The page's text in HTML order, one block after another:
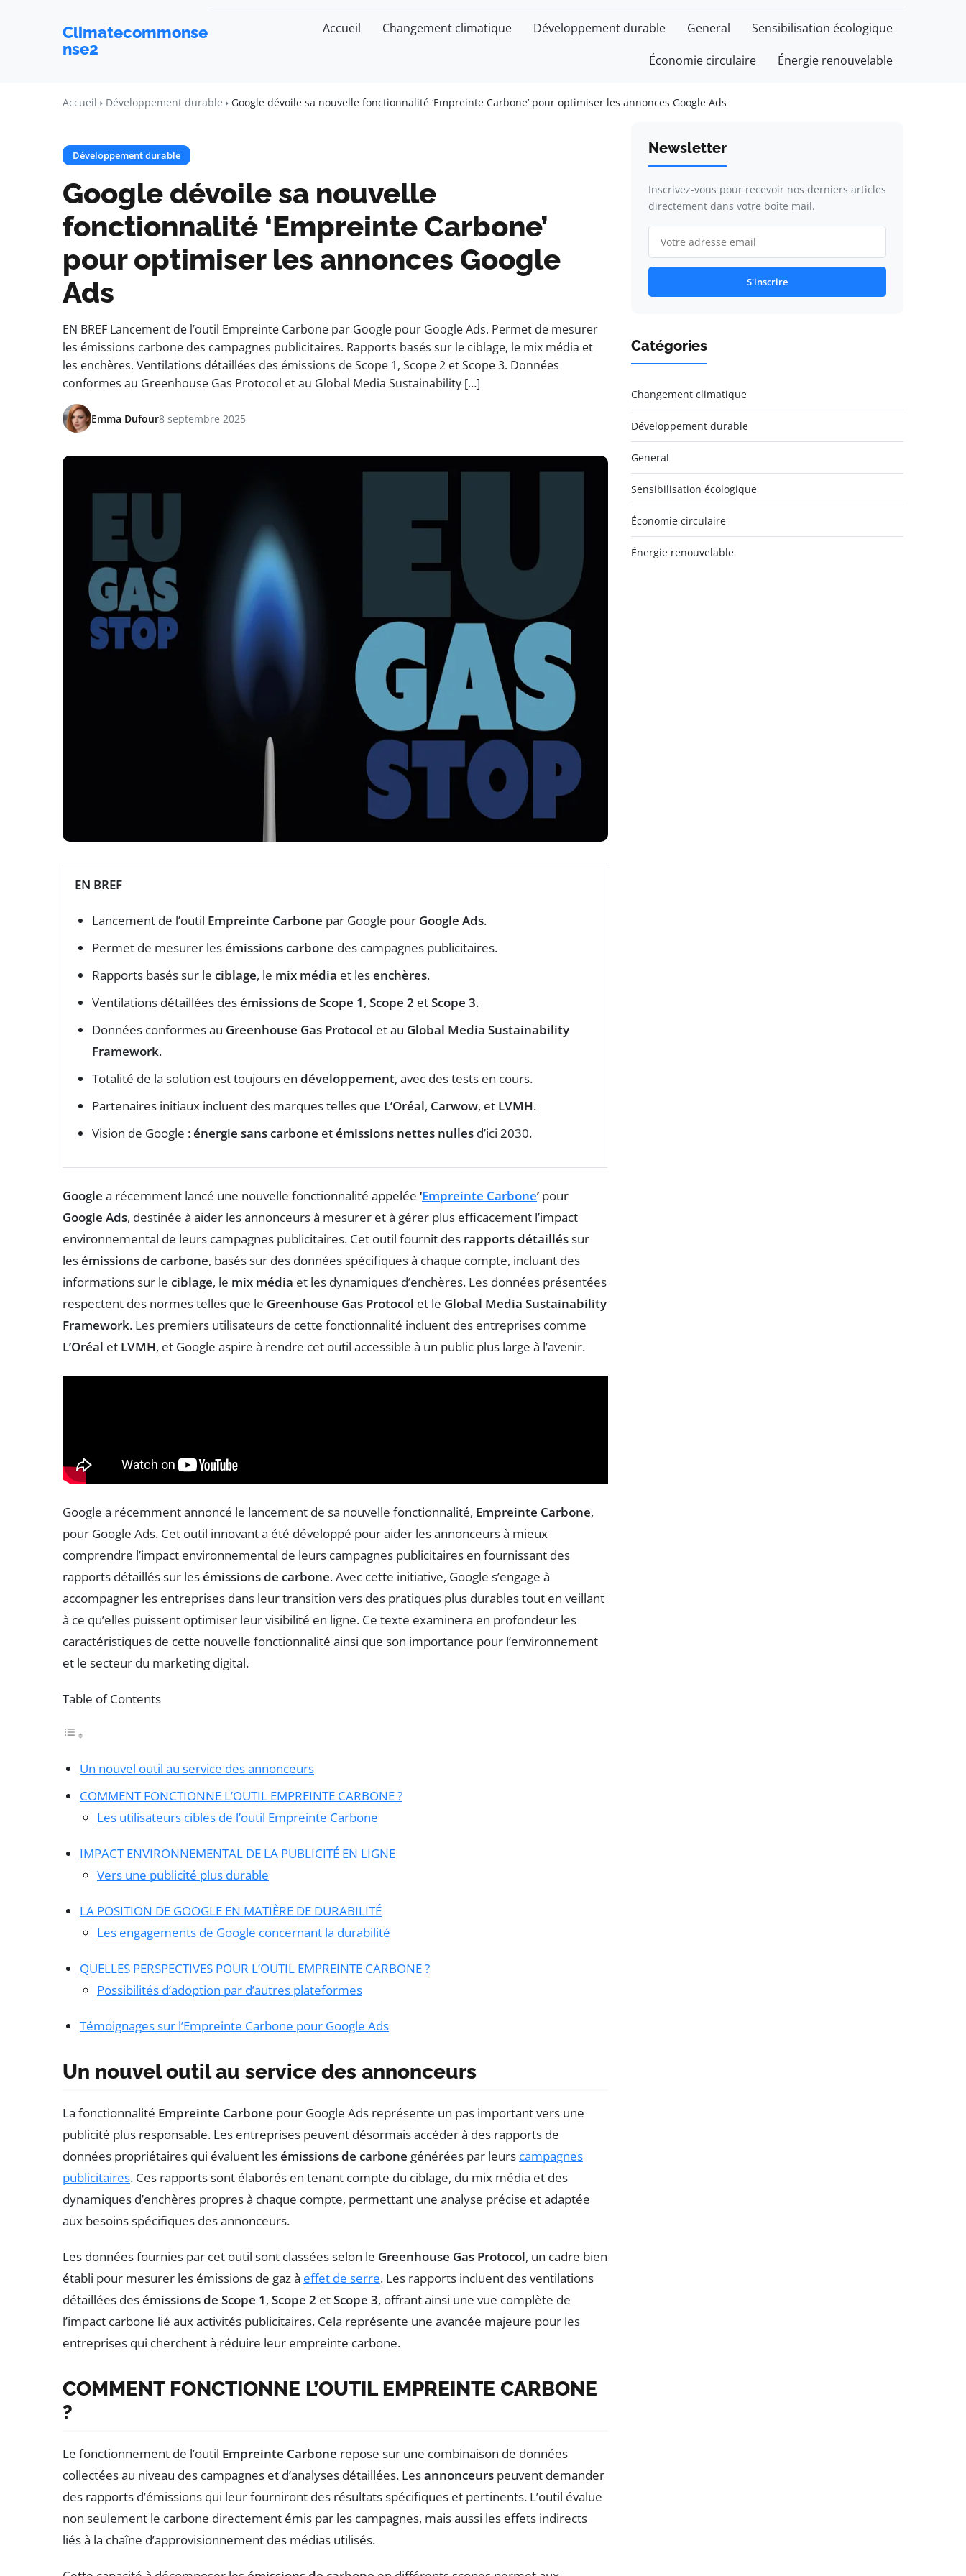
Climatecommonse
nse2
Accueil Changement climatique Développement durable General Sensibilisation écologique
Économie circulaire Énergie renouvelable
Accueil Développement durable Google dévoile sa nouvelle fonctionnalité ‘Empreinte Carbone’ pour optimiser les annonces Google Ads
Développement durable
Google dévoile sa nouvelle
fonctionnalité ‘Empreinte Carbone’
pour optimiser les annonces Google
Ads
EN BREF Lancement de l’outil Empreinte Carbone par Google pour Google Ads. Permet de mesurer
les émissions carbone des campagnes publicitaires. Rapports basés sur le ciblage, le mix média et
les enchères. Ventilations détaillées des émissions de Scope 1, Scope 2 et Scope 3. Données
conformes au Greenhouse Gas Protocol et au Global Media Sustainability […]
Emma Dufour8 septembre 2025
EN BREF
Lancement de l’outil Empreinte Carbone par Google pour Google Ads.
Permet de mesurer lesémissions carbone des campagnes publicitaires.
Rapports basés sur le ciblage, le mix média et lesenchères.
Ventilations détaillées desémissions de Scope 1, Scope 2 etScope 3.
Données conformes au Greenhouse Gas Protocol et au Global Media Sustainability
Framework.
Totalité de la solution est toujours en développement, avec des tests en cours.
Partenaires initiaux incluent des marques telles que L’Oréal, Carwow, et LVMH.
Vision de Google :énergie sans carbone etémissions nettes nulles d’ici 2030.
Google a récemment lancé une nouvelle fonctionnalité appelée ‘Empreinte Carbone’ pour
Google Ads, destinée à aider les annonceurs à mesurer et à gérer plus efficacement l’impact
environnemental de leurs campagnes publicitaires. Cet outil fournit des rapports détailléssur
lesémissions de carbone, basés sur des données spécifiques à chaque compte, incluant des
informations sur le ciblage, le mix média et les dynamiques d’enchères. Les données présentées
respectent des normes telles que le Greenhouse Gas Protocol et le Global Media Sustainability
Framework. Les premiers utilisateurs de cette fonctionnalité incluent des entreprises comme
L’Oréal et LVMH, et Google aspire à rendre cet outil accessible à un public plus large à l’avenir.
Google a récemment annoncé le lancement de sa nouvelle fonctionnalité, Empreinte Carbone,
pour Google Ads. Cet outil innovant a été développé pour aider les annonceurs à mieux
comprendre l’impact environnemental de leurs campagnes publicitaires en fournissant des
rapports détaillés sur lesémissions de carbone. Avec cette initiative, Google s’engage à
accompagner les entreprises dans leur transition vers des pratiques plus durables tout en veillant
à ce qu’elles puissent optimiser leur visibilité en ligne. Ce texte examinera en profondeur les
caractéristiques de cette nouvelle fonctionnalité ainsi que son importance pour l’environnement
et le secteur du marketing digital.
Table of Contents
Un nouvel outil au service des annonceurs
COMMENT FONCTIONNE L’OUTIL EMPREINTE CARBONE ?
Les utilisateurs cibles de l’outil Empreinte Carbone
IMPACT ENVIRONNEMENTAL DE LA PUBLICITÉ EN LIGNE
Vers une publicité plus durable
LA POSITION DE GOOGLE EN MATIÈRE DE DURABILITÉ
Les engagements de Google concernant la durabilité
QUELLES PERSPECTIVES POUR L’OUTIL EMPREINTE CARBONE ?
Possibilités d’adoption par d’autres plateformes
Témoignages sur l’Empreinte Carbone pour Google Ads
Un nouvel outil au service des annonceurs
La fonctionnalité Empreinte Carbone pour Google Ads représente un pas important vers une
publicité plus responsable. Les entreprises peuvent désormais accéder à des rapports de
données propriétaires qui évaluent lesémissions de carbone générées par leurs campagnes
publicitaires. Ces rapports sont élaborés en tenant compte du ciblage, du mix média et des
dynamiques d’enchères propres à chaque compte, permettant une analyse précise et adaptée
aux besoins spécifiques des annonceurs.
Les données fournies par cet outil sont classées selon le Greenhouse Gas Protocol, un cadre bien
établi pour mesurer les émissions de gaz à effet de serre. Les rapports incluent des ventilations
détaillées desémissions de Scope 1, Scope 2 etScope 3, offrant ainsi une vue complète de
l’impact carbone lié aux activités publicitaires. Cela représente une avancée majeure pour les
entreprises qui cherchent à réduire leur empreinte carbone.
COMMENT FONCTIONNE L’OUTIL EMPREINTE CARBONE
?
Le fonctionnement de l’outil Empreinte Carbone repose sur une combinaison de données
collectées au niveau des campagnes et d’analyses détaillées. Lesannonceurs peuvent demander
des rapports d’émissions qui leur fourniront des résultats spécifiques et pertinents. L’outil évalue
non seulement le carbone directement émis par les campagnes, mais aussi les effets indirects
liés à la chaîne d’approvisionnement des médias utilisés.
Newsletter
Inscrivez-vous pour recevoir nos derniers articles
directement dans votre boîte mail.
S'inscrire
Catégories
Changement climatique
Développement durable
General
Sensibilisation écologique
Économie circulaire
Énergie renouvelable